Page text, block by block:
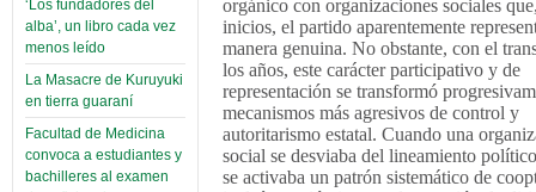
‘Los fundadores del
alba’, un libro cada vez
menos leído
La Masacre de Kuruyuki
en tierra guaraní
Facultad de Medicina
convoca a estudiantes y
bachilleres al examen
orgánico con organizaciones sociales
inicios, el partido aparentemente
manera genuina. No obstante, con el
los años, este carácter participativo y de
representación se transformó
mecanismos más agresivos de control y
autoritarismo estatal. Cuando una
social se desviaba del lineamiento
se activaba un patrón sistemático de